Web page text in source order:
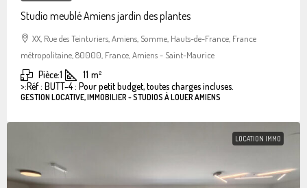
Studio meublé Amiens jardin des plantes
XX, Rue des Teinturiers, Amiens, Somme, Hauts-de-France, France
métropolitaine, 80000, France, Amiens - Saint-Maurice
Pièce:1 11 m²
>:Réf : BUTT-4 : Pour petit budget, toutes charges incluses.
GESTION LOCATIVE, IMMOBILIER - STUDIOS À LOUER AMIENS
LOCATION IMMO